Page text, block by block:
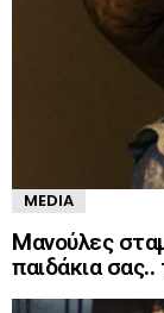
MEDIA
Mανούλες
παιδάκια